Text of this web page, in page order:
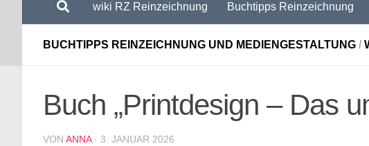
wiki RZ Reinzeichnung Buchtipps Reinzeichnung
BUCHTIPPS REINZEICHNUNG UND MEDIENGESTALTUNG /
Buch „Printdesign – Das
VON ANNA · 3. JANUAR 2026